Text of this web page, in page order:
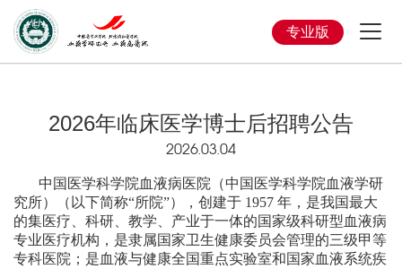
专业版
2026年临床医学博士后招聘公告
2026.03.04
中国医学科学院血液病医院（中国医学科学院血液学研
究所）（以下简称“所院”），创建于 1957 年，是我国最大
的集医疗、科研、教学、产业于一体的国家级科研型血液病
专业医疗机构，是隶属国家卫生健康委员会管理的三级甲等
专科医院；是血液与健康全国重点实验室和国家血液系统疾